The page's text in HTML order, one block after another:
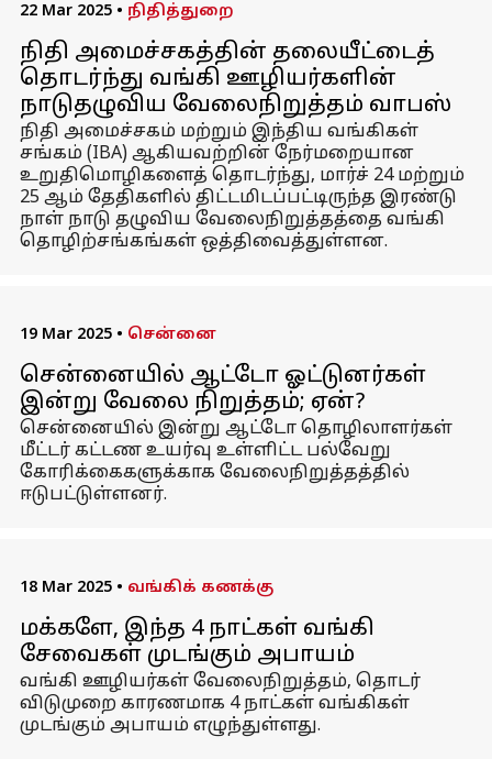
22 Mar 2025 • நிதித்துறை
நிதி அமைச்சகத்தின் தலையீட்டைத்
தொடர்ந்து வங்கி ஊழியர்களின்
நாடுதழுவிய வேலைநிறுத்தம் வாபஸ்
நிதி அமைச்சகம் மற்றும் இந்திய வங்கிகள்
சங்கம் (IBA) ஆகியவற்றின் நேர்மறையான
உறுதிமொழிகளைத் தொடர்ந்து, மார்ச் 24 மற்றும்
25 ஆம் தேதிகளில் திட்டமிடப்பட்டிருந்த இரண்டு
நாள் நாடு தழுவிய வேலைநிறுத்தத்தை வங்கி
தொழிற்சங்கங்கள் ஒத்திவைத்துள்ளன.
19 Mar 2025 • சென்னை
சென்னையில் ஆட்டோ ஓட்டுனர்கள்
இன்று வேலை நிறுத்தம்; ஏன்?
சென்னையில் இன்று ஆட்டோ தொழிலாளர்கள்
மீட்டர் கட்டண உயர்வு உள்ளிட்ட பல்வேறு
கோரிக்கைகளுக்காக வேலைநிறுத்தத்தில்
ஈடுபட்டுள்ளனர்.
18 Mar 2025 • வங்கிக் கணக்கு
மக்களே, இந்த 4 நாட்கள் வங்கி
சேவைகள் முடங்கும் அபாயம்
வங்கி ஊழியர்கள் வேலைநிறுத்தம், தொடர்
விடுமுறை காரணமாக 4 நாட்கள் வங்கிகள்
முடங்கும் அபாயம் எழுந்துள்ளது.